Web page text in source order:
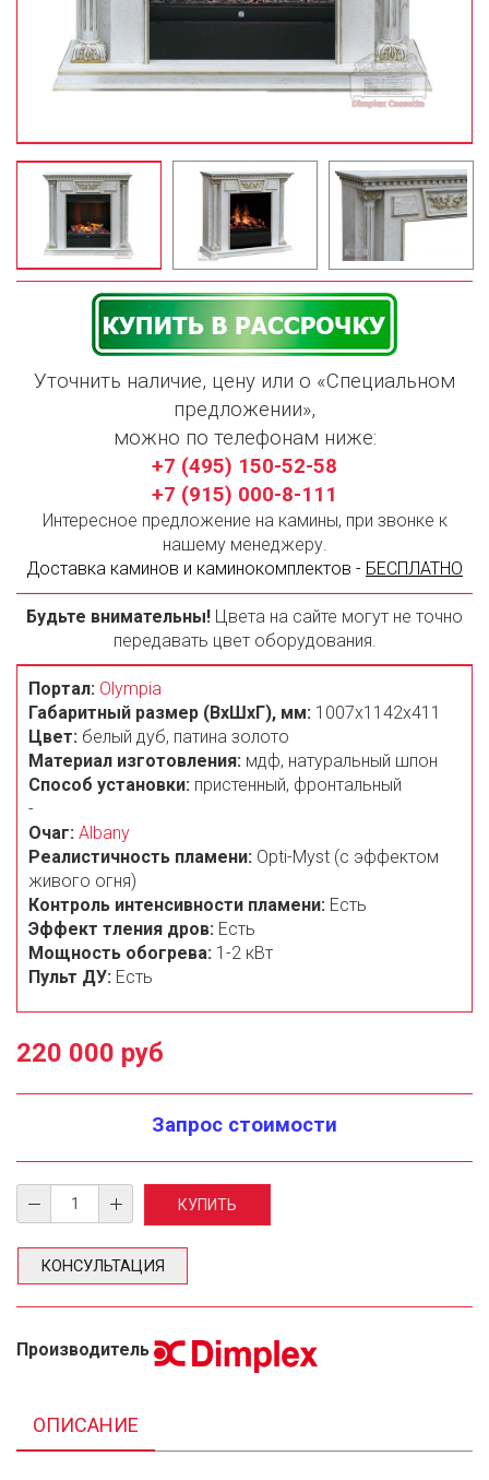
Уточнить наличие, цену или о «Специальном
предложении»,
можно по телефонам ниже:
+7 (495) 150-52-58
+7 (915) 000-8-111
Интересное предложение на камины, при звонке к
нашему менеджеру.
Доставка каминов и каминокомплектов - БЕСПЛАТНО
Будьте внимательны! Цвета на сайте могут не точно
передавать цвет оборудования.
Портал: Olympia
Габаритный размер (ВxШxГ), мм: 1007х1142x411
Цвет: белый дуб, патина золото
Материал изготовления: мдф, натуральный шпон
Способ установки: пристенный, фронтальный
-
Очаг: Albany
Реалистичность пламени: Opti-Myst (с эффектом
живого огня)
Контроль интенсивности пламени: Есть
Эффект тления дров: Есть
Мощность обогрева: 1-2 кВт
Пульт ДУ: Есть
220 000 руб
Запрос стоимости
КОНСУЛЬТАЦИЯ
Производитель
ОПИСАНИЕ